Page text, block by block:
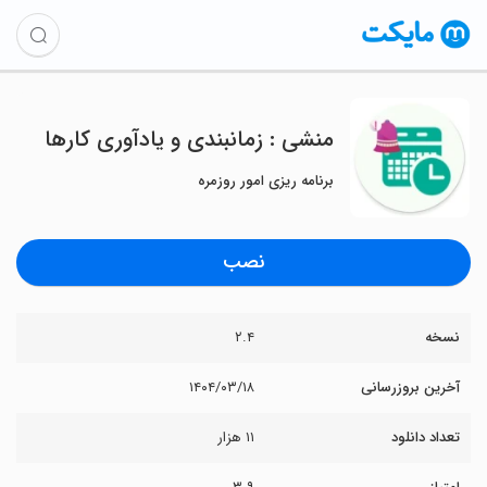
‏منشی : زمانبندی و یادآوری کارها
برنامه ریزی امور روزمره
نصب
نسخه ۲.۴
آخرین بروزرسانی ۱۴۰۴/۰۳/۱۸
تعداد دانلود ۱۱ هزار